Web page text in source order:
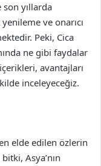
yıllarda
ve onarıcı
Peki, Cica
ne gibi faydalar
avantajları
inceleyeceğiz.
elde edilen özlerin
Asya’nın